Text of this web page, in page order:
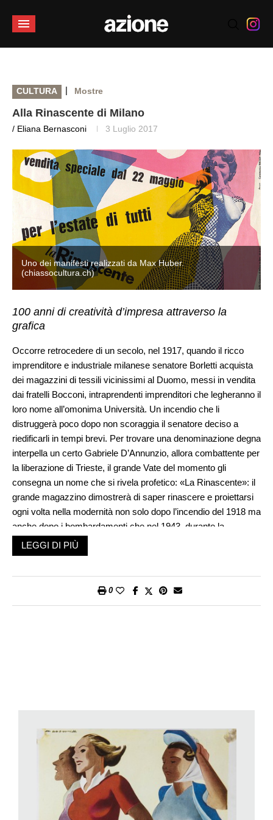
CULTURA | Mostre
Alla Rinascente di Milano
/ Eliana Bernasconi 3 Luglio 2017
Uno dei manifesti realizzati da Max Huber.
(chiassocultura.ch)
100 anni di creatività d’impresa attraverso la
grafica
Occorre retrocedere di un secolo, nel 1917, quando il ricco
imprenditore e industriale milanese senatore Borletti acquista
dei magazzini di tessili vicinissimi al Duomo, messi in vendita
dai fratelli Bocconi, intraprendenti imprenditori che legheranno il
loro nome all’omonima Università. Un incendio che li
distruggerà poco dopo non scoraggia il senatore deciso a
riedificarli in tempi brevi. Per trovare una denominazione degna
interpella un certo Gabriele D’Annunzio, allora combattente per
la liberazione di Trieste, il grande Vate del momento gli
consegna un nome che si rivela profetico: «La Rinascente»: il
grande magazzino dimostrerà di saper rinascere e proiettarsi
ogni volta nella modernità non solo dopo l’incendio del 1918 ma
anche dopo i bombardamenti che nel 1943, durante la
Seconda guerra mondiale lo distruggeranno totalmente.
Nel cuore di Milano nel 2017 la Rinascente è ancora un punto
scorso secolo, da allora è stata un centro di risonanza
insegne e oggetti. Segue l’evolversi di un sistema
comunicativo che dagli enormi cartelloni pubblicitari che per
primi apparvero lungo le strade giunge alla maturazione di una
cultura aziendale che parla il linguaggio della modernità. Oltre a
essere una documentazione sulla storia della grafica condotta
con i metodi che caratterizzano oggi ogni ricerca museale, per
LEGGI DI PIÙ
0